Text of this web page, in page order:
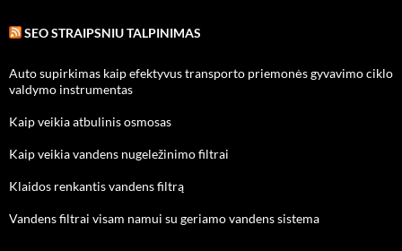
SEO STRAIPSNIU TALPINIMAS
Auto supirkimas kaip efektyvus transporto priemonės gyvavimo ciklo
valdymo instrumentas
Kaip veikia atbulinis osmosas
Kaip veikia vandens nugeležinimo filtrai
Klaidos renkantis vandens filtrą
Vandens filtrai visam namui su geriamo vandens sistema